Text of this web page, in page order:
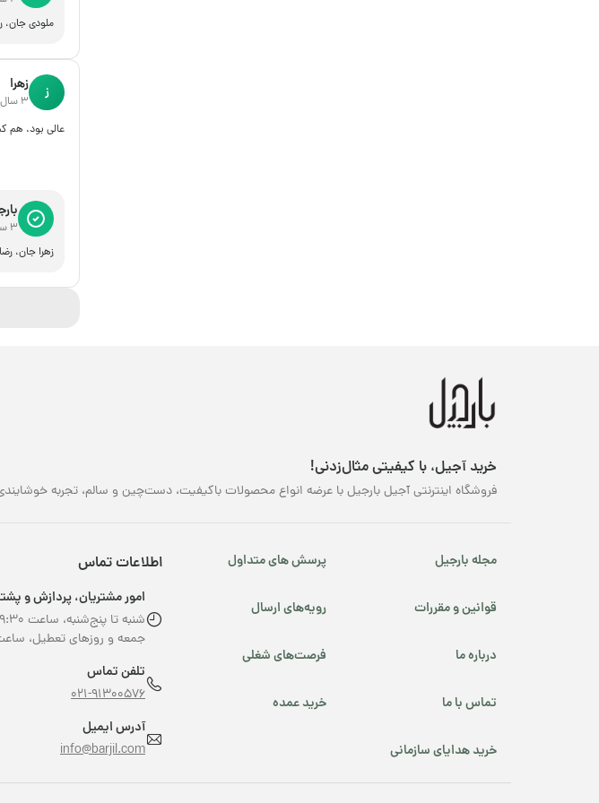
ملودی
زهرا
3 سال پیش ز
عالی بود. هم
3 سال پیش
زهرا جان،
خرید آجیل، با کیفیتی مثال‌زدنی!
فروشگاه اینترنتی آجیل بارجیل با عرضه انواع محصولات باکیفیت، دست‌چین و سالم، تجربه
مجله بارجیل پرسش های متداول
قوانین و مقررات رویه‌های ارسال
درباره ما فرصت‌های شغلی
تماس با ما خرید عمده
خرید هدایای سازمانی
اطلاعات تماس
امور مشتریان، پردازش و
شنبه تا پنج‌شنبه، ساعت ۹:۳۰ تا ۲۲:۴۵
جمعه و روزهای تعطیل، ساعت ۱۱:۰۰ تا
تلفن تماس
021-91300576
آدرس ایمیل
info@barjil.com